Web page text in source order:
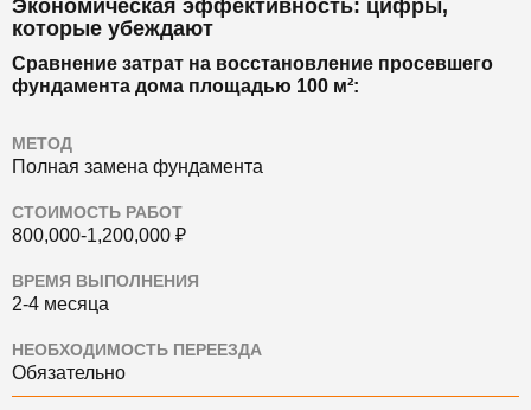
Экономическая эффективность: цифры,
которые убеждают
Сравнение затрат на восстановление просевшего
фундамента дома площадью 100 м²:
МЕТОД
Полная замена фундамента
СТОИМОСТЬ РАБОТ
800,000-1,200,000 ₽
ВРЕМЯ ВЫПОЛНЕНИЯ
2-4 месяца
НЕОБХОДИМОСТЬ ПЕРЕЕЗДА
Обязательно